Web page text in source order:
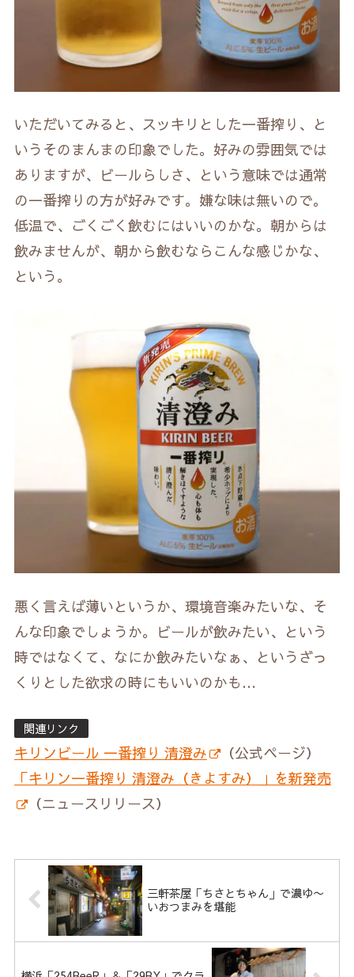
いただいてみると、スッキリとした一番搾り、と
いうそのまんまの印象でした。好みの雰囲気では
ありますが、ビールらしさ、という意味では通常
の一番搾りの方が好みです。嫌な味は無いので。
低温で、ごくごく飲むにはいいのかな。朝からは
飲みませんが、朝から飲むならこんな感じかな、
という。
悪く言えば薄いというか、環境音楽みたいな、そ
んな印象でしょうか。ビールが飲みたい、という
時ではなくて、なにか飲みたいなぁ、というざっ
くりとした欲求の時にもいいのかも…
関連リンク
キリンビール 一番搾り 清澄み
（公式ページ）
「キリン一番搾り 清澄み（きよすみ）」を新発売
（ニュースリリース）
三軒茶屋「ちさとちゃん」で濃ゆ〜
いおつまみを堪能